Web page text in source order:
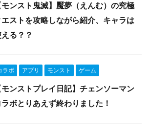
モンスト鬼滅】魘夢（えんむ）の究極
エストを攻略しながら紹介、キャラは
る？？
ラボ アプリ モンスト ゲーム
モンストプレイ日記】チェンソーマン
ラボとりあえず終わりました！